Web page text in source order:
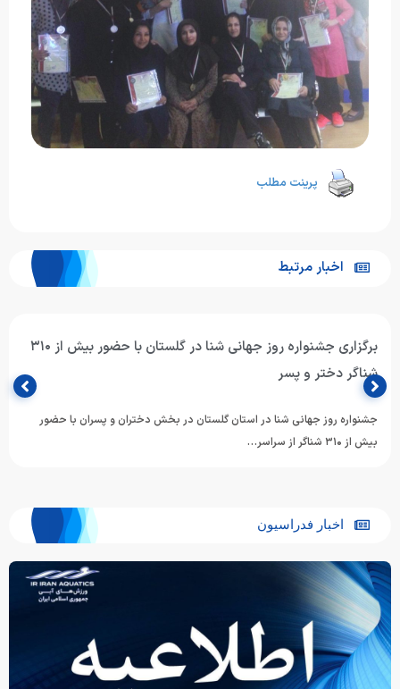
پرینت مطلب
اخبار مرتبط
برگزاری جشنواره روز جهانی شنا در گلستان با حضور بیش از ۳۱۰
شناگر دختر و پسر
جشنواره روز جهانی شنا در استان گلستان در بخش دختران و پسران با حضور
بیش از ۳۱۰ شناگر از سراسر…
اخبار فدراسیون